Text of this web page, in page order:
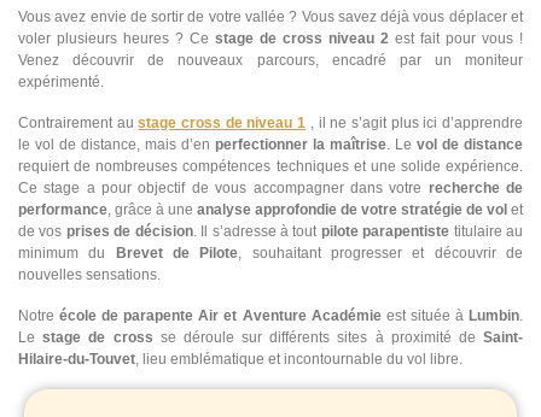
Vous avez envie de sortir de votre vallée ? Vous savez déjà vous déplacer et
voler plusieurs heures ? Ce stage de cross niveau 2 est fait pour vous !
Venez découvrir de nouveaux parcours, encadré par un moniteur
expérimenté.
Contrairement austage cross de niveau 1 , il ne s’agit plus ici d’apprendre
le vol de distance, mais d’en perfectionner la maîtrise. Le vol de distance
requiert de nombreuses compétences techniques et une solide expérience.
Ce stage a pour objectif de vous accompagner dans votre recherche de
performance, grâce à une analyse approfondie de votre stratégie de vol et
de vos prises de décision. Il s’adresse à tout pilote parapentiste titulaire au
minimum du
Brevet de Pilote, souhaitant progresser et découvrir de
nouvelles sensations.
Notreécole de parapente Air et Aventure Académieest située à Lumbin.
Lestage de cross se déroule sur différents sites à proximité deSaint-
Hilaire-du-Touvet, lieu emblématique et incontournable du vol libre.